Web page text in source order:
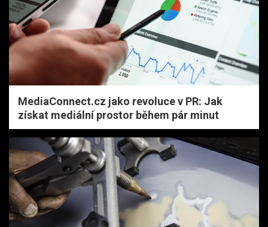
MediaConnect.cz jako revoluce v PR: Jak
získat mediální prostor během pár minut